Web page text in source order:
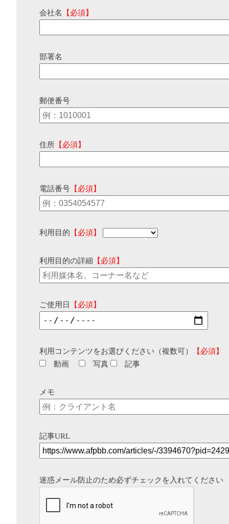
会社名 【必須】
部署名
郵便番号
住所 【必須】
電話番号 【必須】
利用目的 【必須】
利用目的の詳細 【必須】
ご使用日 【必須】
利用コンテンツをお選びください（複数可）
【必須】
動画
写真 記事
メモ
記事URL
迷惑メール防止のため必ずチェックを入れてください